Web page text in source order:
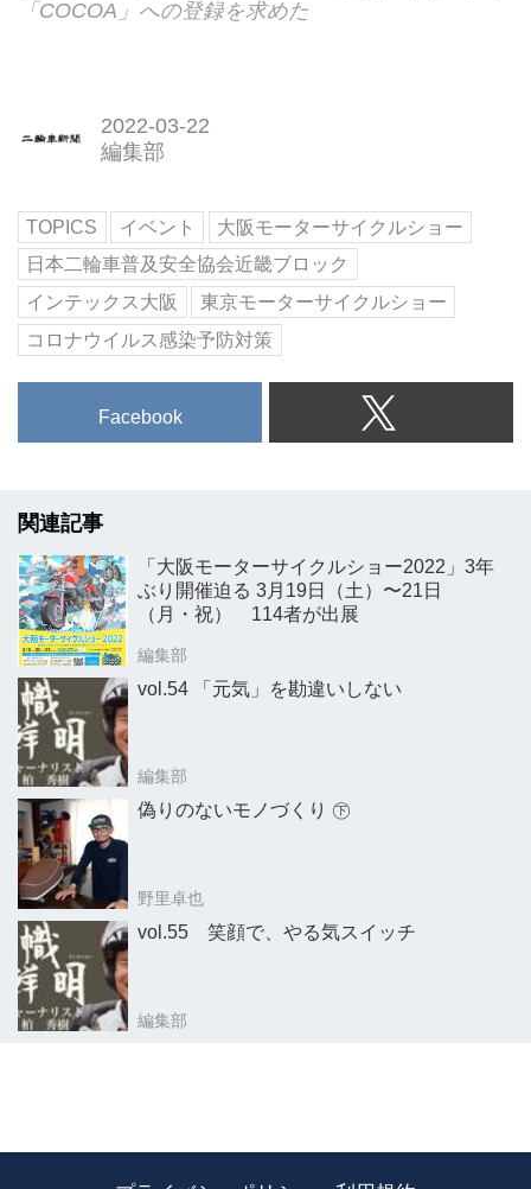
「COCOA」への登録を求めた
2022-03-22
編集部
TOPICS イベント
大阪モーターサイクルショー
日本二輪車普及安全協会近畿ブロック
インテックス大阪
東京モーターサイクルショー
コロナウイルス感染予防対策
Facebook
関連記事
「大阪モーターサイクルショー2022」3年
ぶり開催迫る 3月19日（土）〜21日
（月・祝） 114者が出展
編集部
vol.54 「元気」を勘違いしない
編集部
偽りのないモノづくり ㊦
野里卓也
vol.55 笑顔で、やる気スイッチ
編集部